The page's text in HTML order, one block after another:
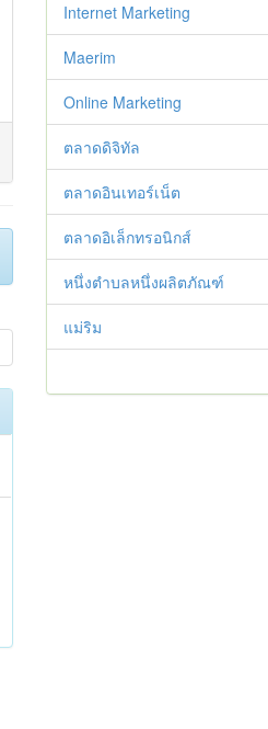
Internet Marketing
Maerim
Online Marketing
ตลาดดิจิทัล
ตลาดอินเทอร์เน็ต
ตลาดอิเล็กทรอนิกส์
หนึ่งตำบลหนึ่งผลิตภัณฑ์
แม่ริม